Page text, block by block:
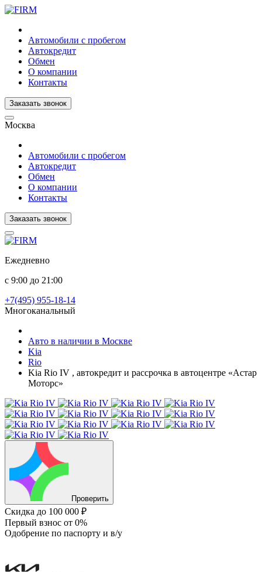
Автомобили с пробегом
Автокредит
Обмен
О компании
Контакты
Заказать звонок
Москва
Автомобили с пробегом
Автокредит
Обмен
О компании
Контакты
Заказать звонок
Ежедневно
с 9:00 до 21:00
+7(495) 955-18-14
Многоканальный
Авто в наличии в Москве
Kia
Rio
Kia Rio IV , автокредит и рассрочка в автоцентре «Астар
Моторс»
Проверить
Скидка до 100 000 ₽
Первый взнос от 0%
Одобрение по паспорту и в/у